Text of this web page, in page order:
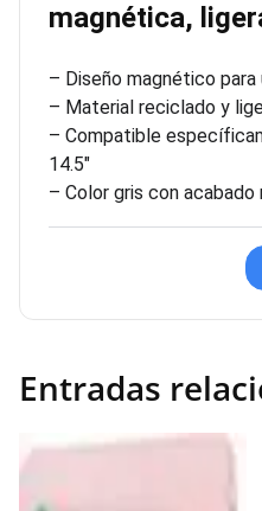
magnética,
– Diseño magnético para
– Material reciclado y
– Compatible
14.5″
– Color gris con
Entradas